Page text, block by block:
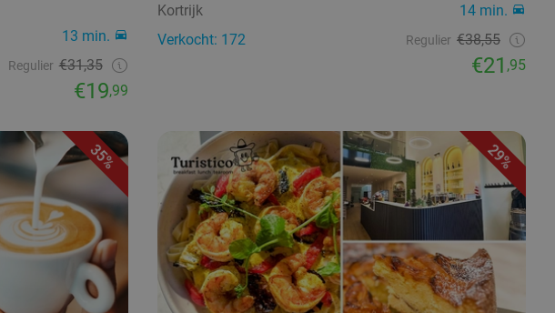
13 min.
Regulier €31,35
€19,99
Kortrijk
14 min.
Verkocht: 172
Regulier €38,55
€21 ,95
35% 29%